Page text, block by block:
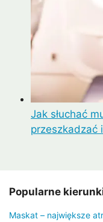
Jak słuchać
przeszkadzać
Popularne
Maskat – największe